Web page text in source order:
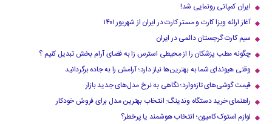
ایران کمپانی رونمایی شد!
آغاز ارائه ویزا کارت و مستر کارت در ایران از شهریور ۱۴۰۱
سیم کارت گرجستان دائمی در ایران
چگونه مطب پزشکان را از محیطی استرس زا به فضای آرام بخش تبدیل کنیم ؟
وقتی هیوندای شما به بهترین‌ها نیاز دارد؛ آرامش را به جاده برگردانید
قیمت گوشی‌های تازه‌وارد؛ نگاهی به نرخ مدل‌های جدید بازار
راهنمای خرید دستگاه وندینگ: انتخاب بهترین مدل برای فروش خودکار
لوازم استوک کامیون؛ انتخاب هوشمند یا پرخطر؟